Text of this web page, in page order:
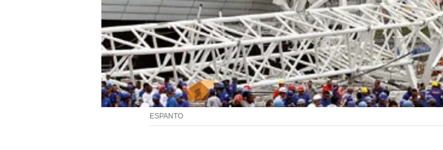
ESPANTO